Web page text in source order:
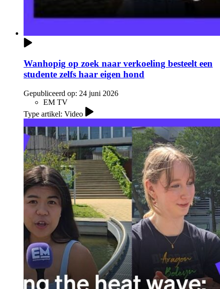
Wanhopig op zoek naar verkoeling besteelt een
studente zelfs haar eigen hond
Gepubliceerd op: 24 juni 2026
EM TV
Type artikel: Video